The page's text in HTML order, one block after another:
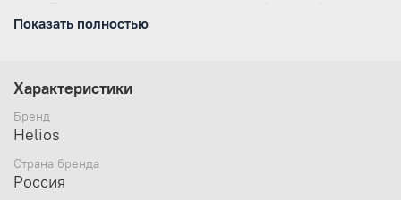
и укрыться от непогоды или от жесткого ультрафиолета
с прочным легким каркасом выполненным из
процессе эксплуатации.
мм), второй слой термостяжка (синтепон и
тафетта).
Показать полностью
Характеристики
Бренд
Helios
Страна бренда
Россия